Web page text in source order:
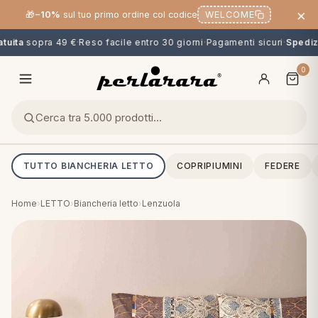
🎁−10% sul tuo primo ordine col codice WELCOME ×
sopra 49 €·Reso facile entro 30 giorni·Pagamenti sicuri·
0
TUTTO BIANCHERIA LETTO COPRIPIUMINI FEDERE
CALCIO & CARTOONS
Home›LETTO›Biancheria letto›Lenzuola